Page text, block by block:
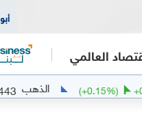
العالمي
(+ 0.15 الذهب 4244.9443